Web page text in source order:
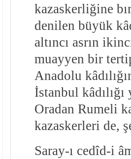
kazaskerliğine
denilen büyük
altıncı asrın
muayyen bir
Anadolu
İstanbul
Oradan Rumeli
kazaskerleri de,
Saray-ı cedîd-i